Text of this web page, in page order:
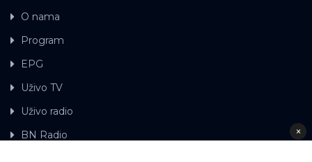
O nama
Program
EPG
Uživo TV
Uživo radio
BN Radio
×